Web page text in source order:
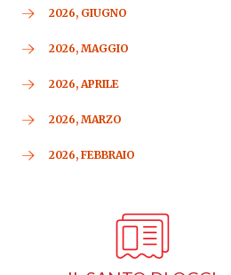
2026, GIUGNO
2026, MAGGIO
2026, APRILE
2026, MARZO
2026, FEBBRAIO